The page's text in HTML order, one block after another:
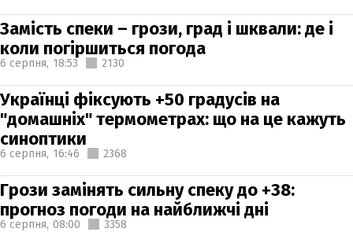
Замість спеки – грози, град і шквали: де і
коли погіршиться погода
6 серпня, 18:53 2130
Українці фіксують +50 градусів на
"домашніх" термометрах: що на це кажуть
синоптики
6 серпня, 16:46 2368
Грози замінять сильну спеку до +38:
прогноз погоди на найближчі дні
6 серпня, 08:00 3358